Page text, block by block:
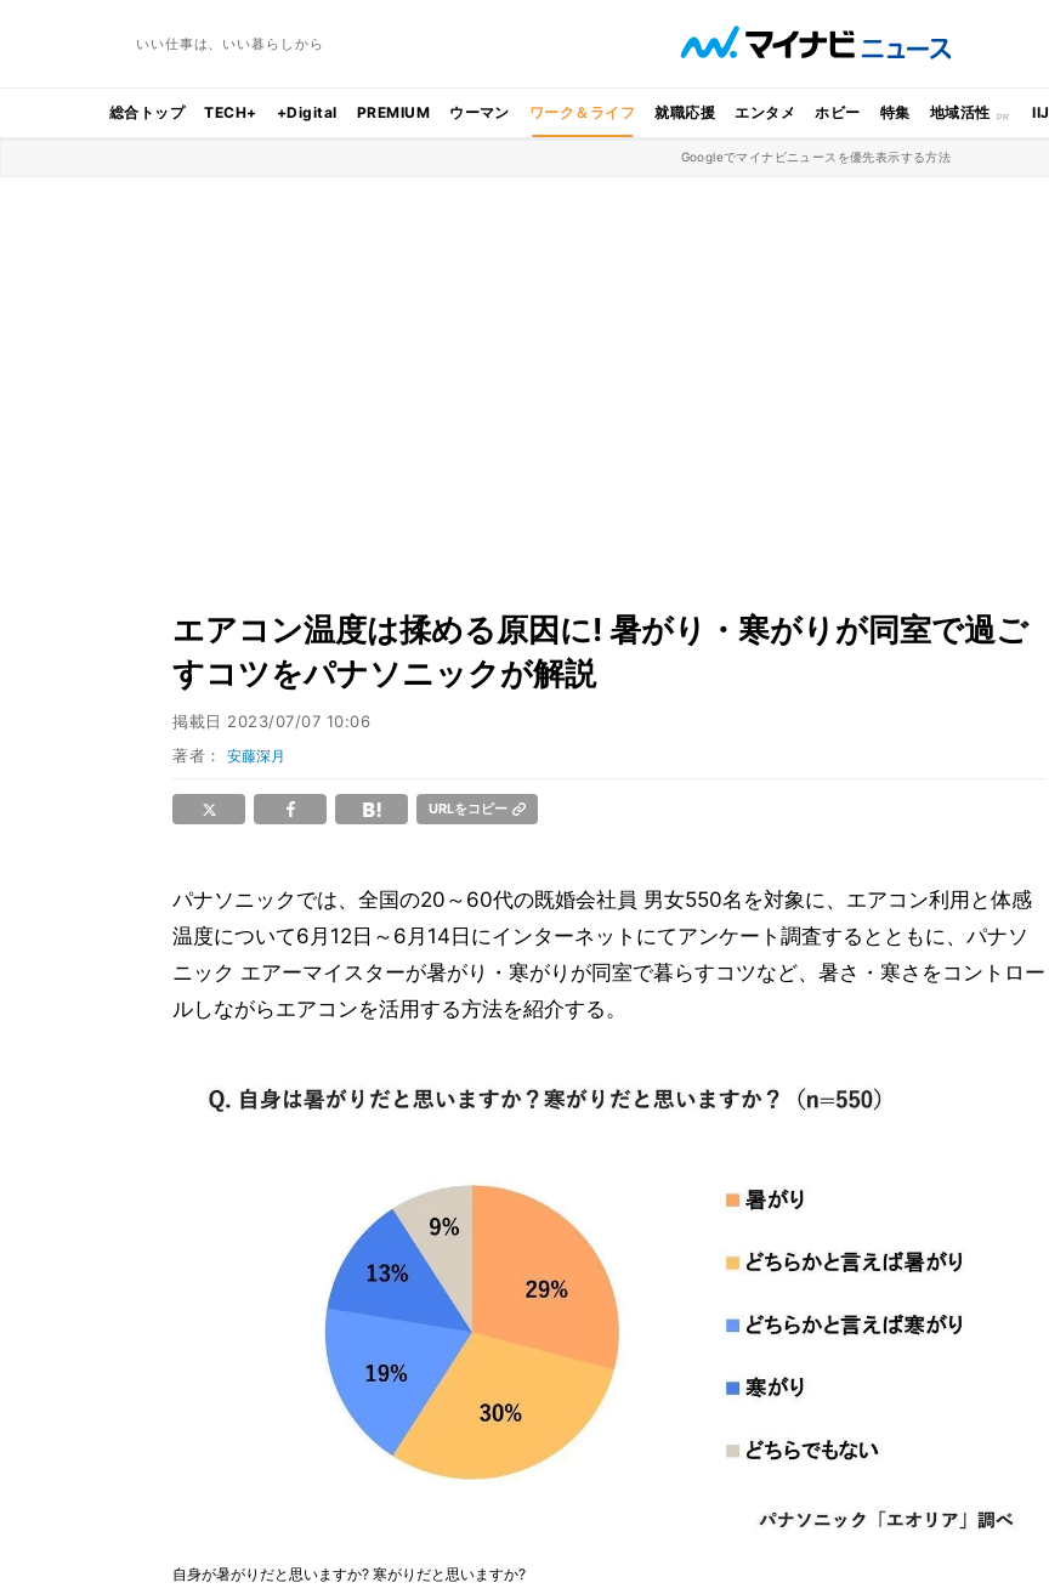
いい仕事は、いい暮らしから
総合トップ TECH+ +Digital PREMIUM ウーマン ワーク＆ライフ 就職応援 エンタメ ホビー 特集 地域活性 IIJ
Googleでマイナビニュースを優先表示する方法
エアコン温度は揉める原因に! 暑がり・寒がりが同室で過ご
すコツをパナソニックが解説
掲載日 2023/07/07 10:06
著者：安藤深月
URLをコピー
パナソニックでは、全国の20～60代の既婚会社員 男女550名を対象に、エアコン利用と体感
温度について6月12日～6月14日にインターネットにてアンケート調査するとともに、パナソ
ニック エアーマイスターが暑がり・寒がりが同室で暮らすコツなど、暑さ・寒さをコントロー
ルしながらエアコンを活用する方法を紹介する。
自身が暑がりだと思いますか? 寒がりだと思いますか?